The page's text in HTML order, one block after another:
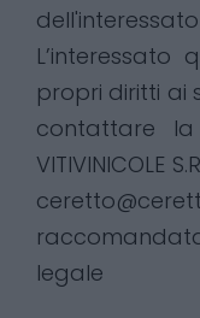
L’interessato
propri diritti ai
contattare la
VITIVINICOLE
legale